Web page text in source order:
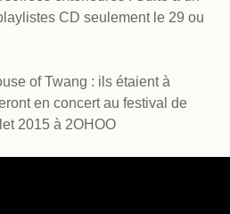
CD seulement le 29 ou
of Twang : ils étaient à
en concert au festival de
2015 à 2OHOO